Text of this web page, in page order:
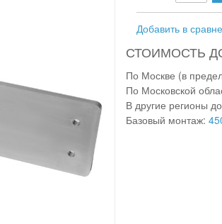
Добавить в
СТОИМОСТЬ
По Москве (в
По Московской
В другие регионы
Базовый монтаж: